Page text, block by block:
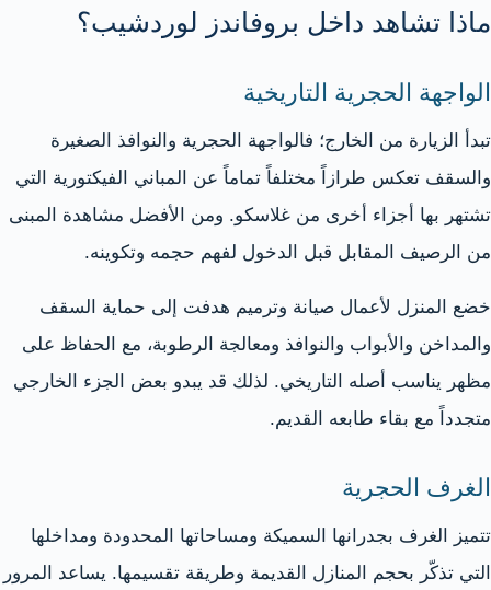
ماذا تشاهد داخل بروفاندز لوردشيب؟
الواجهة الحجرية التاريخية
تبدأ الزيارة من الخارج؛ فالواجهة الحجرية والنوافذ الصغيرة
والسقف تعكس طرازاً مختلفاً تماماً عن المباني الفيكتورية التي
تشتهر بها أجزاء أخرى من غلاسكو. ومن الأفضل مشاهدة المبنى
من الرصيف المقابل قبل الدخول لفهم حجمه وتكوينه.
خضع المنزل لأعمال صيانة وترميم هدفت إلى حماية السقف
والمداخن والأبواب والنوافذ ومعالجة الرطوبة، مع الحفاظ على
مظهر يناسب أصله التاريخي. لذلك قد يبدو بعض الجزء الخارجي
متجدداً مع بقاء طابعه القديم.
الغرف الحجرية
تتميز الغرف بجدرانها السميكة ومساحاتها المحدودة ومداخلها
التي تذكّر بحجم المنازل القديمة وطريقة تقسيمها. يساعد المرور